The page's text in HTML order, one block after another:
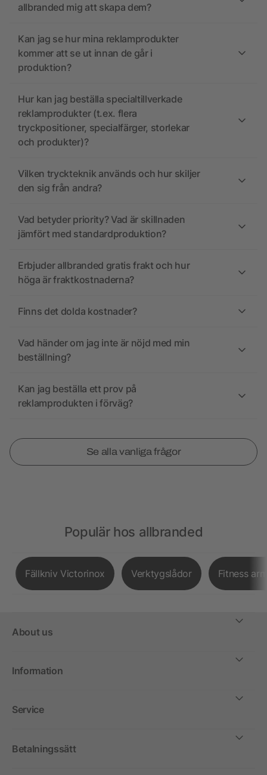
allbranded mig att skapa dem?
Kan jag se hur mina reklamprodukter
kommer att se ut innan de går i
produktion?
Hur kan jag beställa specialtillverkade
reklamprodukter (t.ex. flera
tryckpositioner, specialfärger, storlekar
och produkter)?
Vilken tryckteknik används och hur skiljer
den sig från andra?
Vad betyder priority? Vad är skillnaden
jämfört med standardproduktion?
Erbjuder allbranded gratis frakt och hur
höga är fraktkostnaderna?
Finns det dolda kostnader?
Vad händer om jag inte är nöjd med min
beställning?
Kan jag beställa ett prov på
reklamprodukten i förväg?
Se alla vanliga frågor
Populär hos allbranded
Fällkniv Victorinox Verktygslådor Fitness
About us
Information
Service
Betalningssätt